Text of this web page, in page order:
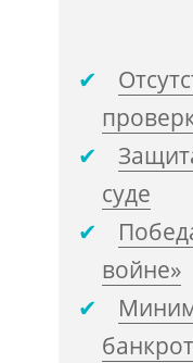
суде
войне»